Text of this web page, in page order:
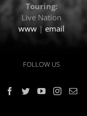
Touring:
Live Nation
www | email
FOLLOW US